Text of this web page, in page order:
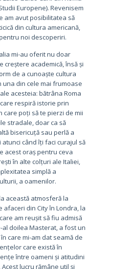
Europene). Revenisem
am avut posibilitatea să
din cultura americană,
noi descoperiri.
mi-au oferit nu doar
creștere academică, însă și
de a cunoaște cultura
una din cele mai frumoase
acesteia: bătrâna Roma
respiră istorie prin
care poți să te pierzi de mii
stradale, doar ca să
bisericuță sau perlă a
atunci când îți faci curajul să
acest oraș pentru ceva
în alte colțuri ale Italiei,
simplă a
a oamenilor.
această atmosferă la
afaceri din City în Londra, la
am reușit să fiu admisă
al doilea Masterat, a fost un
care mi-am dat seamă de
care există în
între oameni și atitudini
lucru rămâne util și